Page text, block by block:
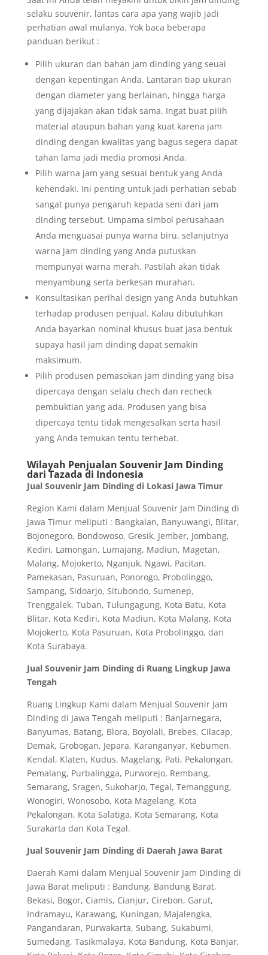
selaku souvenir, lantas cara apa yang wajib jadi
perhatian awal mulanya. Yok baca beberapa
panduan berikut :
Pilih ukuran dan bahan jam dinding yang seuai
dengan kepentingan Anda. Lantaran tiap ukuran
dengan diameter yang berlainan, hingga harga
yang dijajakan akan tidak sama. Ingat buat pilih
material ataupun bahan yang kuat karena jam
dinding dengan kwalitas yang bagus segera dapat
tahan lama jadi media promosi Anda.
Pilih warna jam yang sesuai bentuk yang Anda
kehendaki. Ini penting untuk jadi perhatian sebab
sangat punya pengaruh kepada seni dari jam
dinding tersebut. Umpama simbol perusahaan
Anda menguasai punya warna biru, selanjutnya
warna jam dinding yang Anda putuskan
mempunyai warna merah. Pastilah akan tidak
menyambung serta berkesan murahan.
Konsultasikan perihal design yang Anda butuhkan
terhadap produsen penjual. Kalau dibutuhkan
Anda bayarkan nominal khusus buat jasa bentuk
supaya hasil jam dinding dapat semakin
maksimum.
Pilih produsen pemasokan jam dinding yang bisa
dipercaya dengan selalu chech dan recheck
pembuktian yang ada. Produsen yang bisa
dipercaya tentu tidak mengesalkan serta hasil
yang Anda temukan tentu terhebat.
Wilayah Penjualan Souvenir Jam Dinding
dari Tazada di Indonesia
Jual Souvenir Jam Dinding di Lokasi Jawa Timur
Region Kami dalam Menjual Souvenir Jam Dinding di
Jawa Timur meliputi : Bangkalan, Banyuwangi, Blitar,
Bojonegoro, Bondowoso, Gresik, Jember, Jombang,
Kediri, Lamongan, Lumajang, Madiun, Magetan,
Malang, Mojokerto, Nganjuk, Ngawi, Pacitan,
Pamekasan, Pasuruan, Ponorogo, Probolinggo,
Sampang, Sidoarjo, Situbondo, Sumenep,
Trenggalek, Tuban, Tulungagung, Kota Batu, Kota
Blitar, Kota Kediri, Kota Madiun, Kota Malang, Kota
Mojokerto, Kota Pasuruan, Kota Probolinggo, dan
Kota Surabaya.
Jual Souvenir Jam Dinding di Ruang Lingkup Jawa
Tengah
Ruang Lingkup Kami dalam Menjual Souvenir Jam
Dinding di Jawa Tengah meliputi : Banjarnegara,
Banyumas, Batang, Blora, Boyolali, Brebes, Cilacap,
Demak, Grobogan, Jepara, Karanganyar, Kebumen,
Kendal, Klaten, Kudus, Magelang, Pati, Pekalongan,
Pemalang, Purbalingga, Purworejo, Rembang,
Semarang, Sragen, Sukoharjo, Tegal, Temanggung,
Wonogiri, Wonosobo, Kota Magelang, Kota
Pekalongan, Kota Salatiga, Kota Semarang, Kota
Surakarta dan Kota Tegal.
Jual Souvenir Jam Dinding di Daerah Jawa Barat
Daerah Kami dalam Menjual Souvenir Jam Dinding di
Jawa Barat meliputi : Bandung, Bandung Barat,
Bekasi, Bogor, Ciamis, Cianjur, Cirebon, Garut,
Indramayu, Karawang, Kuningan, Majalengka,
Pangandaran, Purwakarta, Subang, Sukabumi,
Sumedang, Tasikmalaya, Kota Bandung, Kota Banjar,